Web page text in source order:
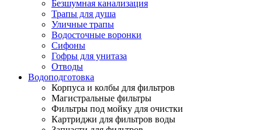
Безшумная канализация
Трапы для душа
Уличные трапы
Водосточные воронки
Сифоны
Гофры для унитаза
Отводы
Водоподготовка
Корпуса и колбы для фильтров
Магистральные фильтры
Фильтры под мойку для очистки
Картриджи для фильтров воды